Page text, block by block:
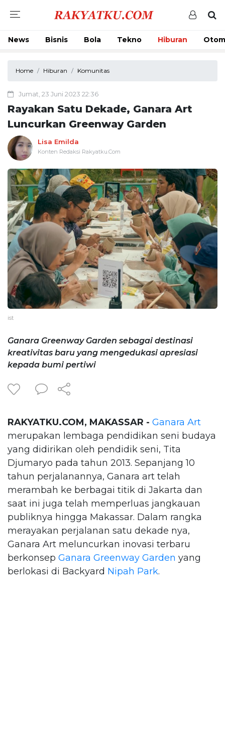
News Bisnis Bola Tekno Hiburan
Home Hiburan Komunitas
Jumat, 23 Juni 2023 22:36
Rayakan Satu Dekade, Ganara Art
Luncurkan Greenway Garden
Lisa Emilda
Konten Redaksi Rakyatku.Com
ist
Ganara Greenway Garden sebagai destinasi
kreativitas baru yang mengedukasi apresiasi
kepada bumi pertiwi
RAKYATKU.COM, MAKASSAR - Ganara Art
merupakan lembaga pendidikan seni budaya
yang didirikan oleh pendidik seni, Tita
Djumaryo pada tahun 2013. Sepanjang 10
tahun perjalanannya, Ganara art telah
merambah ke berbagai titik di Jakarta dan
saat ini juga telah memperluas jangkauan
publiknya hingga Makassar. Dalam rangka
merayakan perjalanan satu dekade nya,
Ganara Art meluncurkan inovasi terbaru
berkonsep Ganara Greenway Garden yang
berlokasi di Backyard Nipah Park.